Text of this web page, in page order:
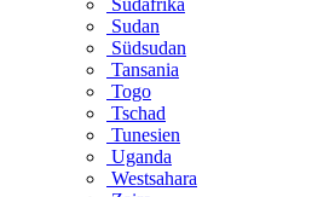
Südafrika
Sudan
Südsudan
Tansania
Togo
Tschad
Tunesien
Uganda
Westsahara